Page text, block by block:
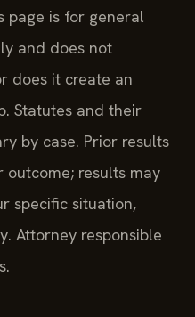
page is for general
and does not
does it create an
Statutes and their
by case. Prior results
results may
specific situation,
Attorney responsible